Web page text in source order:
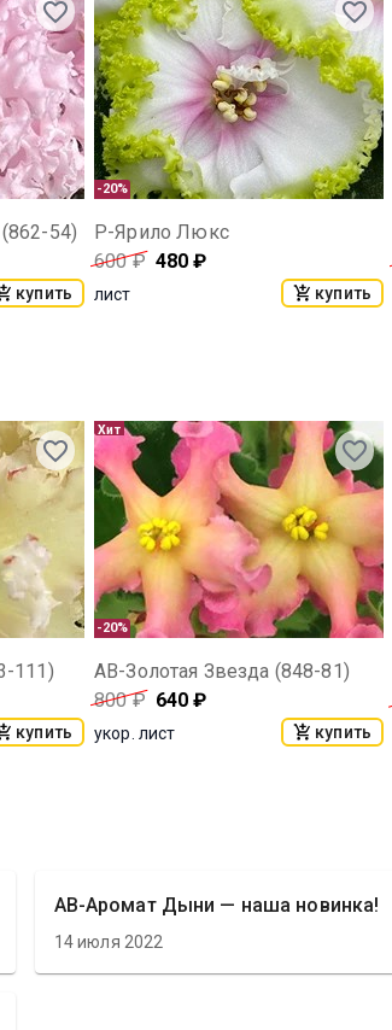
54)
купить
-20%
Р-Ярило Люкс
600₽ 480 ₽
лист купить
111)
купить
-20%
Хит
АВ-Золотая Звезда (848-81)
800₽ 640 ₽
укор. лист купить
АВ-Аромат Дыни — наша новинка!
14 июля 2022